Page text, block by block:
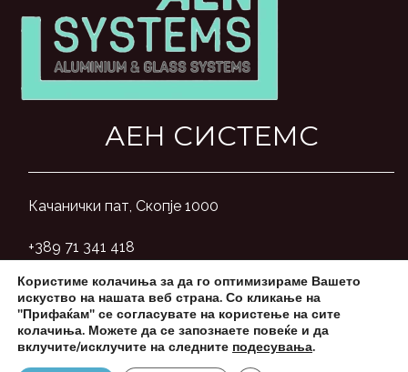
АЕН СИСТЕМС
Качанички пат, Скопје 1000
+389 71 341 418
aensystemsmk@gmail.com
Користиме колачиња за да го оптимизираме Вашето
искуство на нашата веб страна. Со кликање на
"Прифаќам" се согласувате на користење на сите
колачиња. Можете да се запознаете повеќе и да
вклучите/исклучите на следните подесувања.